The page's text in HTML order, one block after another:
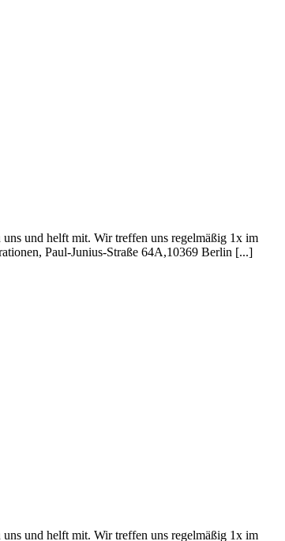
und helft mit. Wir treffen uns regelmäßig 1x im
Paul-Junius-Straße 64A,10369 Berlin [...]
und helft mit. Wir treffen uns regelmäßig 1x im